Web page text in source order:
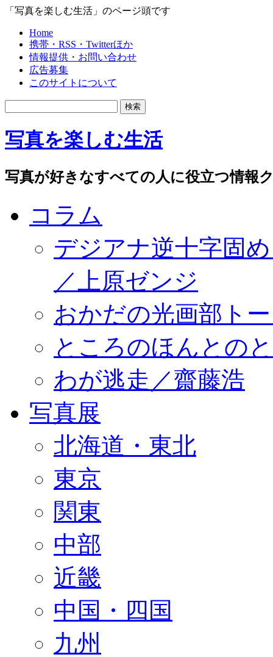
「写真を楽しむ生活」のページ頭です
Home
携帯・RSS・Twitterほか
情報提供・お問い合わせ
広告募集
このサイトについて
写真を楽しむ生活
写真が好きなすべての人に役立つ情報
コラム
デジアナ逆十字固
／上原ゼンジ
おかだの光画部ト
ところのほんとの
わが逃走／齋藤浩
写真展
北海道・東北
東京
関東
中部
近畿
中国・四国
九州